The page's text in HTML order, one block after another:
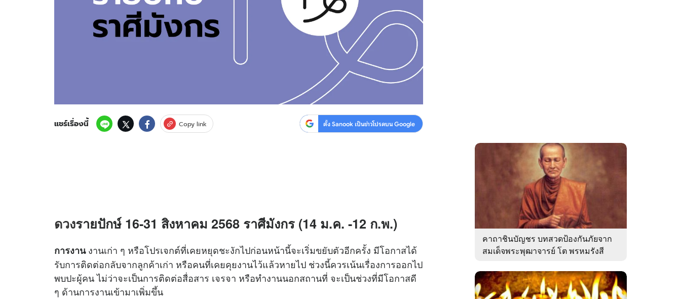
สงวนลิขสิทธิ์ ©2569บริษัท อิมเมจ ฟิวเจอร์ (ประเทศไทย) จำกัด
แชร์เรื่องนี้ Copy link ตั้ง Sanook เป็นข่าวโปรดบน Google
ดวงรายปักษ์ 16-31 สิงหาคม 2568 ราศีมังกร (14 ม.ค. -12 ก.พ.)
การงานงานเก่า ๆ หรือโปรเจกต์ที่เคยหยุดชะงักไปก่อนหน้านี้จะเริ่มขยับตัวอีกครั้ง มีโอกาสได้
รับการติดต่อกลับจากลูกค้าเก่า หรือคนที่เคยคุยงานไว้แล้วหายไป ช่วงนี้ควรเน้นเรื่องการออกไป
พบปะผู้คน ไม่ว่าจะเป็นการติดต่อสื่อสาร เจรจา หรือทำงานนอกสถานที่ จะเป็นช่วงที่มีโอกาสดี
ๆ ด้านการงานเข้ามาเพิ่มขึ้น
คาถาชินบัญชร บทสวดป้องกันภัยจาก
สมเด็จพระพุฒาจารย์ โต พรหมรังสี